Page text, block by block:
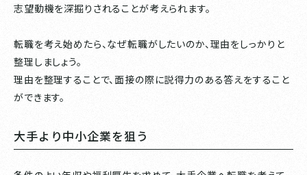
志望動機を深掘りされることが考えられます。
転職を考え始めたら、なぜ転職がしたいのか、理由をしっかりと
整理しましょう。
理由を整理することで、面接の際に説得力のある答えをすること
ができます。
大手より中小企業を狙う